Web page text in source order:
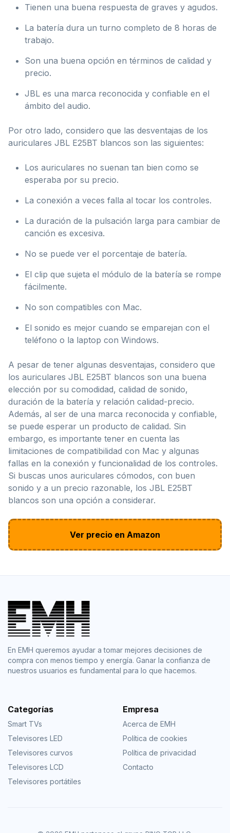
Tienen una buena respuesta de graves y agudos.
La batería dura un turno completo de 8 horas de
trabajo.
Son una buena opción en términos de calidad y
precio.
JBL es una marca reconocida y confiable en el
ámbito del audio.
Por otro lado, considero que las desventajas de los
auriculares JBL E25BT blancos son las siguientes:
Los auriculares no suenan tan bien como se
esperaba por su precio.
La conexión a veces falla al tocar los controles.
La duración de la pulsación larga para cambiar de
canción es excesiva.
No se puede ver el porcentaje de batería.
El clip que sujeta el módulo de la batería se rompe
fácilmente.
No son compatibles con Mac.
El sonido es mejor cuando se emparejan con el
teléfono o la laptop con Windows.
A pesar de tener algunas desventajas, considero que
los auriculares JBL E25BT blancos son una buena
elección por su comodidad, calidad de sonido,
duración de la batería y relación calidad-precio.
Además, al ser de una marca reconocida y confiable,
se puede esperar un producto de calidad. Sin
embargo, es importante tener en cuenta las
limitaciones de compatibilidad con Mac y algunas
fallas en la conexión y funcionalidad de los controles.
Si buscas unos auriculares cómodos, con buen
sonido y a un precio razonable, los JBL E25BT
blancos son una opción a considerar.
Ver precio en Amazon
En EMH queremos ayudar a tomar mejores decisiones de
compra con menos tiempo y energía. Ganar la confianza de
nuestros usuarios es fundamental para lo que hacemos.
Categorías
Smart TVs
Televisores LED
Televisores curvos
Televisores LCD
Televisores portátiles
Empresa
Acerca de EMH
Política de cookies
Política de privacidad
Contacto